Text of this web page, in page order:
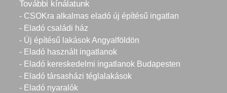
További kínálatunk
- CSOKra alkalmas eladó új építésű ingatlan
- Eladó családi ház
- Új építésű lakások Angyalföldön
- Eladó használt ingatlanok
- Eladó kereskedelmi ingatlanok Budapesten
- Eladó társasházi téglalakások
- Eladó nyaralók